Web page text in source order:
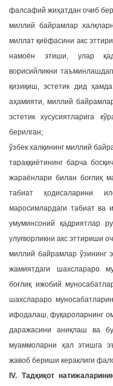
фалсафий жиҳатдан очиб
миллий байрамлар
миллат қиёфасини акс
намоён этиши, улар
ворисийликни
қизиқиш, эстетик дид
аҳамияти, миллий
эстетик хусусиятларига
берилган;
ўзбек халқининг миллий
тараққиётининг барча
жараёнлари билан боғлиқ
табиат ҳодисаларини
маросимлардаги табиат ва
умуминсоний қадриятлар
улуғворликни акс эттириши
миллий байрамлар ўзининг
жамиятдаги шахслараро
боғлиқ ижобий
шахслараро
ифодалаш, фуқароларнинг
даражасини аниқлаш ва
муаммоларни ҳал этишга
жавоб бериши кераклиги
IV. Тадқиқот